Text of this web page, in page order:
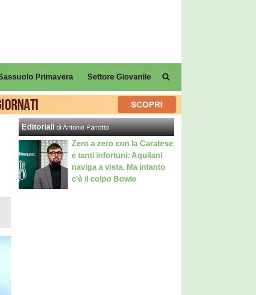
Primavera Settore Giovanile
Editoriali di Antonio Parrotto
Zero a zero con la Caratese
e tanti infortuni: Aquilani
naviga a vista. Ma intanto
c’è il colpo Bowie